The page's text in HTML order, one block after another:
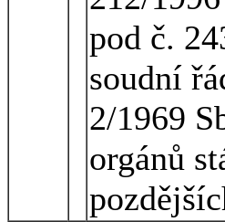
pod č.
soudní
2/1969
orgánů